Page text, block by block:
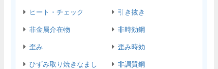
ヒート・チェック 引き抜き
非金属介在物 非時効鋼
歪み 歪み時効
ひずみ取り焼きなまし 非調質鋼